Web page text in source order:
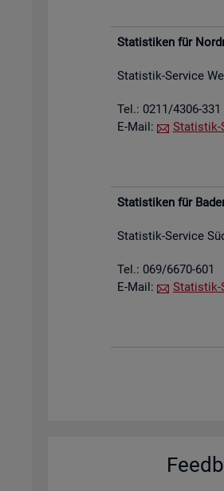
Sta­tis­ti­ken für
Sta­tis­tik-Ser­vice
Tel.: 0211/4306-331
E-Mail:
Sta­tis­tik-
Sta­tis­ti­ken für
Sta­tis­tik-Ser­vice
Tel.: 069/6670-601
E-Mail:
Sta­tis­tik-